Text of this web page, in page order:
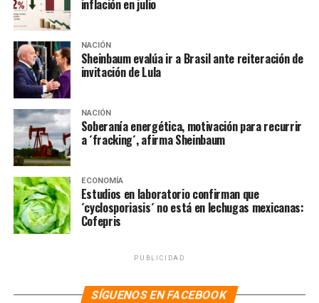
NOTAS RELACIONADAS:
MICHOACÁN
NOTICIAS
SIGUIENTE
“Necesito amigos ricos que tengan lancha y casa”,
declara presidenta del PRI en Edomex
NO TE PIERDAS
Delfina Gómez arranca programa «Canje de Armas
2025» en el Edomex
inflación en julio
NACIÓN
Sheinbaum evalúa ir a Brasil ante reiteración de
invitación de Lula
NACIÓN
Soberanía energética, motivación para recurrir
a ´fracking´, afirma Sheinbaum
ECONOMÍA
Estudios en laboratorio confirman que
´cyclosporiasis´ no está en lechugas mexicanas:
Cofepris
PUBLICIDAD
SÍGUENOS EN FACEBOOK